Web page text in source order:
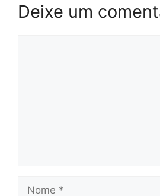
Deixe um